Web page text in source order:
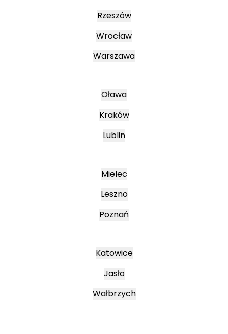
Rzeszów
Wrocław
Warszawa
Oława
Kraków
Lublin
Mielec
Leszno
Poznań
Katowice
Jasło
Wałbrzych